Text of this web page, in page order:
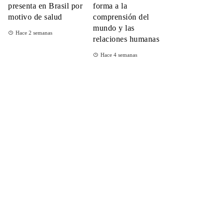
presenta en Brasil por
motivo de salud
Hace 2 semanas
forma a la
comprensión del
mundo y las
relaciones humanas
Hace 4 semanas